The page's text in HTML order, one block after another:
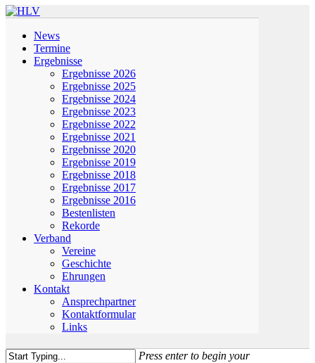
News
Termine
Ergebnisse
Ergebnisse 2026
Ergebnisse 2025
Ergebnisse 2024
Ergebnisse 2023
Ergebnisse 2022
Ergebnisse 2021
Ergebnisse 2020
Ergebnisse 2019
Ergebnisse 2018
Ergebnisse 2017
Ergebnisse 2016
Bestenlisten
Rekorde
Verband
Vereine
Geschichte
Ehrungen
Kontakt
Ansprechpartner
Kontaktformular
Links
Press enter to begin your